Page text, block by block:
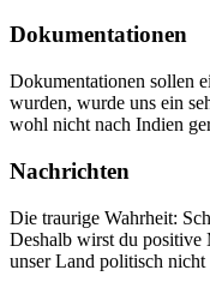
Dokumentationen
Dokumentationen sollen
wurden, wurde uns ein
wohl nicht nach Indien
Nachrichten
Die traurige Wahrheit:
Deshalb wirst du positive
unser Land politisch